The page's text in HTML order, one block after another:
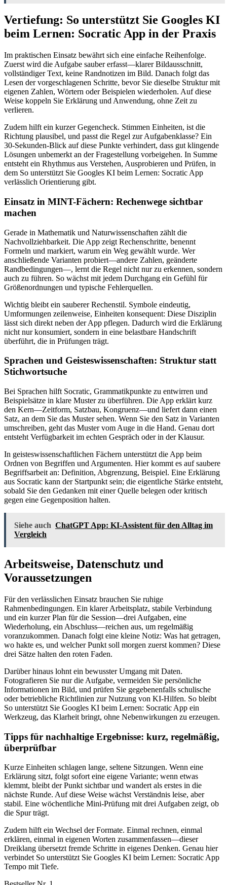
Vertiefung: So unterstützt Sie Googles KI
beim Lernen: Socratic App in der Praxis
Im praktischen Einsatz bewährt sich eine einfache Reihenfolge.
Zuerst wird die Aufgabe sauber erfasst—klarer Bildausschnitt,
vollständiger Text, keine Randnotizen im Bild. Danach folgt das
Lesen der vorgeschlagenen Schritte, bevor Sie dieselbe Struktur mit
eigenen Zahlen, Wörtern oder Beispielen wiederholen. Auf diese
Weise koppeln Sie Erklärung und Anwendung, ohne Zeit zu
verlieren.
Zudem hilft ein kurzer Gegencheck. Stimmen Einheiten, ist die
Richtung plausibel, und passt die Regel zur Aufgabenklasse? Ein
30-Sekunden-Blick auf diese Punkte verhindert, dass gut klingende
Lösungen unbemerkt an der Fragestellung vorbeigehen. In Summe
entsteht ein Rhythmus aus Verstehen, Ausprobieren und Prüfen, in
dem So unterstützt Sie Googles KI beim Lernen: Socratic App
verlässlich Orientierung gibt.
Einsatz in MINT-Fächern: Rechenwege sichtbar
machen
Gerade in Mathematik und Naturwissenschaften zählt die
Nachvollziehbarkeit. Die App zeigt Rechenschritte, benennt
Formeln und markiert, warum ein Weg gewählt wurde. Wer
anschließende Varianten probiert—andere Zahlen, geänderte
Randbedingungen—, lernt die Regel nicht nur zu erkennen, sondern
auch zu führen. So wächst mit jedem Durchgang ein Gefühl für
Größenordnungen und typische Fehlerquellen.
Wichtig bleibt ein sauberer Rechenstil. Symbole eindeutig,
Umformungen zeilenweise, Einheiten konsequent: Diese Disziplin
lässt sich direkt neben der App pflegen. Dadurch wird die Erklärung
nicht nur konsumiert, sondern in eine belastbare Handschrift
überführt, die in Prüfungen trägt.
Sprachen und Geisteswissenschaften: Struktur statt
Stichwortsuche
Bei Sprachen hilft Socratic, Grammatikpunkte zu entwirren und
Beispielsätze in klare Muster zu überführen. Die App erklärt kurz
den Kern—Zeitform, Satzbau, Kongruenz—und liefert dann einen
Satz, an dem Sie das Muster sehen. Wenn Sie den Satz in Varianten
umschreiben, geht das Muster vom Auge in die Hand. Genau dort
entsteht Verfügbarkeit im echten Gespräch oder in der Klausur.
In geisteswissenschaftlichen Fächern unterstützt die App beim
Ordnen von Begriffen und Argumenten. Hier kommt es auf saubere
Begriffsarbeit an: Definition, Abgrenzung, Beispiel. Eine Erklärung
aus Socratic kann der Startpunkt sein; die eigentliche Stärke entsteht,
sobald Sie den Gedanken mit einer Quelle belegen oder kritisch
gegen eine Gegenposition halten.
Siehe auch ChatGPT App: KI-Assistent für den Alltag im
Vergleich
Arbeitsweise, Datenschutz und
Voraussetzungen
Für den verlässlichen Einsatz brauchen Sie ruhige
Rahmenbedingungen. Ein klarer Arbeitsplatz, stabile Verbindung
und ein kurzer Plan für die Session—drei Aufgaben, eine
Wiederholung, ein Abschluss—reichen aus, um regelmäßig
voranzukommen. Danach folgt eine kleine Notiz: Was hat getragen,
wo hakte es, und welcher Punkt soll morgen zuerst kommen? Diese
drei Sätze halten den roten Faden.
Darüber hinaus lohnt ein bewusster Umgang mit Daten.
Fotografieren Sie nur die Aufgabe, vermeiden Sie persönliche
Informationen im Bild, und prüfen Sie gegebenenfalls schulische
oder betriebliche Richtlinien zur Nutzung von KI-Hilfen. So bleibt
So unterstützt Sie Googles KI beim Lernen: Socratic App ein
Werkzeug, das Klarheit bringt, ohne Nebenwirkungen zu erzeugen.
Tipps für nachhaltige Ergebnisse: kurz, regelmäßig,
überprüfbar
Kurze Einheiten schlagen lange, seltene Sitzungen. Wenn eine
Erklärung sitzt, folgt sofort eine eigene Variante; wenn etwas
klemmt, bleibt der Punkt sichtbar und wandert als erstes in die
nächste Runde. Auf diese Weise wächst Verständnis leise, aber
stabil. Eine wöchentliche Mini-Prüfung mit drei Aufgaben zeigt, ob
die Spur trägt.
Zudem hilft ein Wechsel der Formate. Einmal rechnen, einmal
erklären, einmal in eigenen Worten zusammenfassen—dieser
Dreiklang übersetzt fremde Schritte in eigenes Denken. Genau hier
verbindet So unterstützt Sie Googles KI beim Lernen: Socratic App
Tempo mit Tiefe.